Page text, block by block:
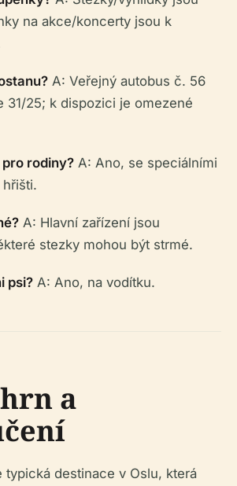
na akce/koncerty jsou k
A: Veřejný autobus č. 56
31/25; k dispozici je omezené
rodiny? A: Ano, se speciálními
A: Hlavní zařízení jsou
stezky mohou být strmé.
psi? A: Ano, na vodítku.
a
typická destinace v Oslu, která